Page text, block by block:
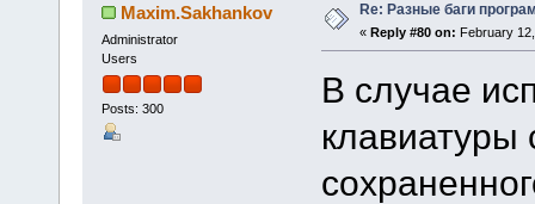
Maxim.Sakhankov
Administrator
Users
Posts: 300
Re: Разные баги
« Reply #80 on: February
В случае
клавиатуры